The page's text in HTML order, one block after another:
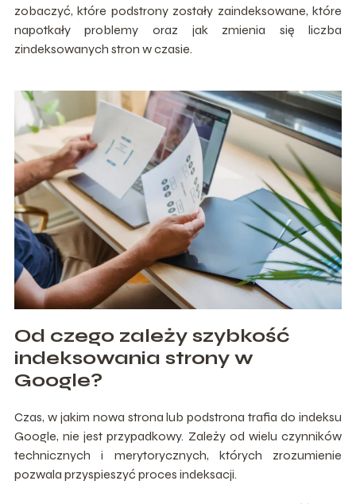
zobaczyć, które podstrony zostały zaindeksowane, które
napotkały problemy oraz jak zmienia się liczba
zindeksowanych stron w czasie.
Od czego zależy szybkość
indeksowania strony w
Google?
Czas, w jakim nowa strona lub podstrona trafia do indeksu
Google, nie jest przypadkowy. Zależy od wielu czynników
technicznych i merytorycznych, których zrozumienie
pozwala przyspieszyć proces indeksacji.